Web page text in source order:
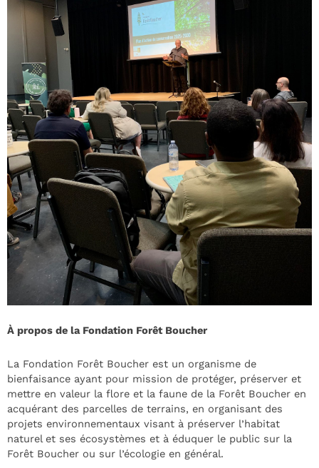
À propos de la Fondation Forêt Boucher
La Fondation Forêt Boucher est un organisme de
bienfaisance ayant pour mission de protéger, préserver et
mettre en valeur la flore et la faune de la Forêt Boucher en
acquérant des parcelles de terrains, en organisant des
projets environnementaux visant à préserver l’habitat
naturel et ses écosystèmes et à éduquer le public sur la
Forêt Boucher ou sur l’écologie en général.